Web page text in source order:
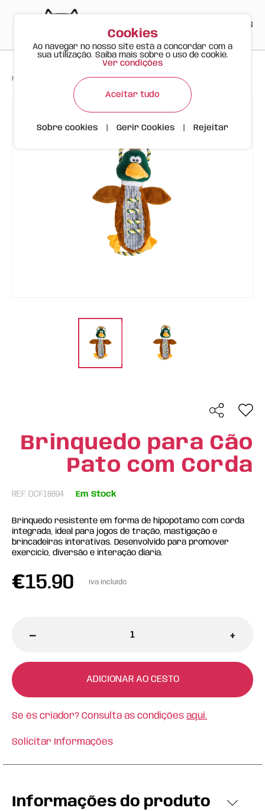
ES
Happy Meow Produtos > > Brinquedo para Cão Pato com Corda
Brinquedo para Cão
Pato com Corda
REF: DCF18894 Em Stock
Brinquedo resistente em forma de hipopótamo com corda
integrada, ideal para jogos de tração, mastigação e
brincadeiras interativas. Desenvolvido para promover
exercício, diversão e interação diária.
€15.90 Iva incluído
- +
ADICIONAR AO CESTO
Se és criador? Consulta as condições aqui.
Solicitar Informações
Informações do produto
Cookies
Ao navegar no nosso site está a concordar com a
sua utilização. Saiba mais sobre o uso de cookie.
Ver condições
Aceitar tudo
Sobre cookies Gerir Cookies Rejeitar